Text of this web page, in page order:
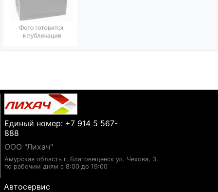
Единый номер: +7 914 5 567-
888
ООО "Лихач"
Амурская область г. Благовещенск ул. Чехова, 3
по рабочим дням с 8:00 до 19:00
Автосервис